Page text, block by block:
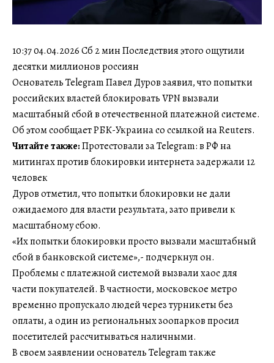
10:37 04.04.2026 Сб 2 мин Последствия этого ощутили
десятки миллионов россиян
Основатель Telegram Павел Дуров заявил, что попытки
российских властей блокировать VPN вызвали
масштабный сбой в отечественной платежной системе.
Об этом сообщает РБК-Украина со ссылкой на Reuters.
Читайте также:Протестовали за Telegram: в РФ на
митингах против блокировки интернета задержали 12
человек
Дуров отметил, что попытки блокировки не дали
ожидаемого для власти результата, зато привели к
масштабному сбою.
«Их попытки блокировки просто вызвали масштабный
сбой в банковской системе»,- подчеркнул он.
Проблемы с платежной системой вызвали хаос для
части покупателей. В частности, московское метро
временно пропускало людей через турникеты без
оплаты, а один из региональных зоопарков просил
посетителей рассчитываться наличными.
В своем заявлении основатель Telegram также